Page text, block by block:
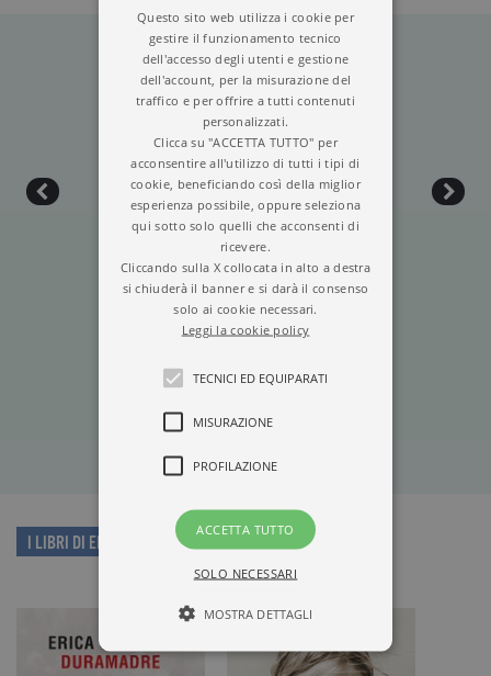
un master in scrittura e narrazione a Torino. Ama
ciò che riguarda i libri, l’arte, la fotografia e i gatti,
di cui si è sempre circondata. Per Garzanti ha
pubblicato ancheLa Grande Sete(2025).
è il suo secondo romanzo.
DURAMADRE
I LIBRI DI ERICA CASSANO
Questo sito web utilizza i cookie per
gestire il funzionamento tecnico
dell'accesso degli utenti e gestione
dell'account, per la misurazione del
traffico e per offrire a tutti contenuti
personalizzati.
Clicca su "ACCETTA TUTTO" per
acconsentire all'utilizzo di tutti i tipi di
cookie, beneficiando così della miglior
esperienza possibile, oppure seleziona
qui sotto solo quelli che acconsenti di
ricevere.
Cliccando sulla X collocata in alto a destra
si chiuderà il banner e si darà il consenso
solo ai cookie necessari.
Leggi la cookie policy
TECNICI ED EQUIPARATI
MISURAZIONE
PROFILAZIONE
ACCETTA TUTTO
SOLO NECESSARI
MOSTRA DETTAGLI